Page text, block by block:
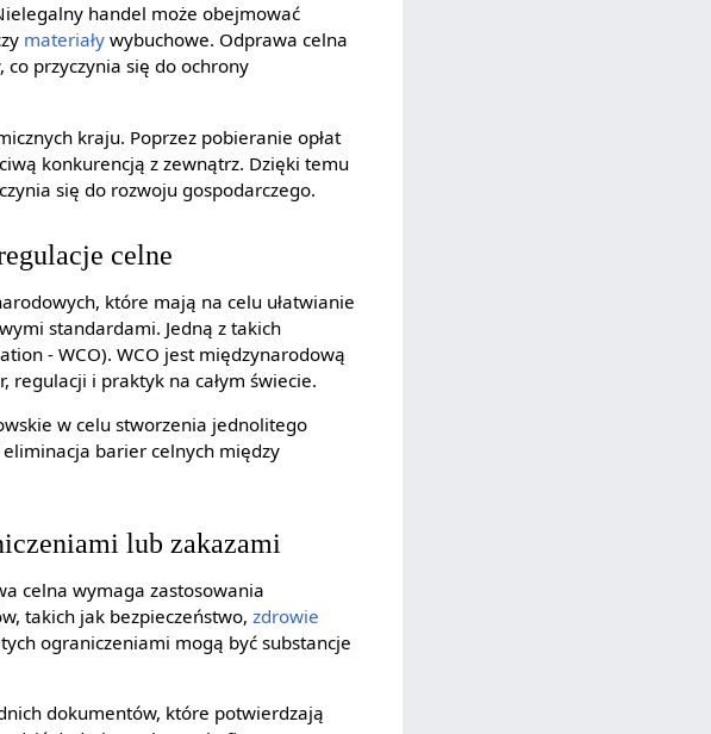
handel może obejmować
materiały wybuchowe. Odprawa celna
przyczynia się do ochrony
kraju. Poprzez pobieranie opłat
konkurencją z zewnątrz. Dzięki temu
się do rozwoju gospodarczego.
celne
które mają na celu ułatwianie
standardami. Jedną z takich
- WCO). WCO jest międzynarodową
i praktyk na całym świecie.
w celu stworzenia jednolitego
barier celnych między
lub zakazami
celna wymaga zastosowania
takich jak bezpieczeństwo,zdrowie
ograniczeniami mogą być substancje
dokumentów, które potwierdzają